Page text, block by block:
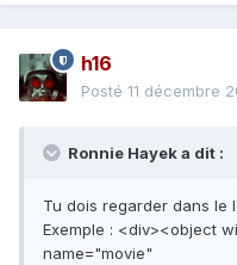
h16
Posté 11 décembre
Ronnie Hayek a dit :
Tu dois regarder dans le
Exemple : <div><object
name="movie"